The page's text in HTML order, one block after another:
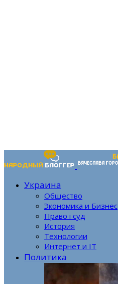
Украина
Общество
Экономика и Бизнес
Право і суд
История
Технологии
Интернет и IT
Политика